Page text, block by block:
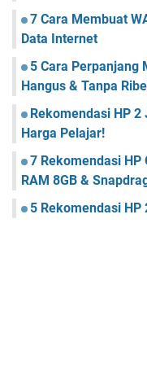
7 Cara Membuat
Data Internet
5 Cara Perpanjang
Hangus & Tanpa
Rekomendasi HP
Harga Pelajar!
7 Rekomendasi
RAM 8GB &
5 Rekomendasi